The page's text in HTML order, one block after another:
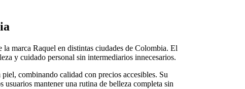
marca Raquel en distintas ciudades de Colombia. El
y cuidado personal sin intermediarios innecesarios.
combinando calidad con precios accesibles. Su
usuarios mantener una rutina de belleza completa sin